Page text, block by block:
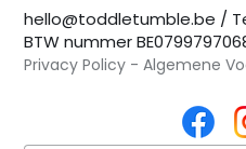
hello@toddletumble.be /
BTW nummer
Privacy Policy -Algemene